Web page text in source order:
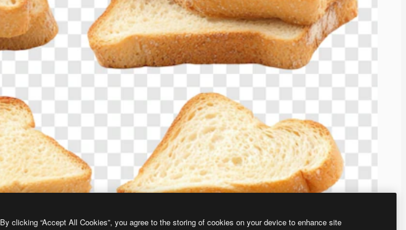
By clicking “Accept All Cookies”, you agree to the storing of cookies on your device to enhance site